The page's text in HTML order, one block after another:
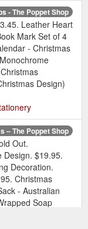
- The Poppet Shop
Leather Heart
Mark Set of 4
- Christmas
Design)
– The Poppet Shop
Out.
Design. $19.95.
Decoration.
Christmas
- Australian
Soap